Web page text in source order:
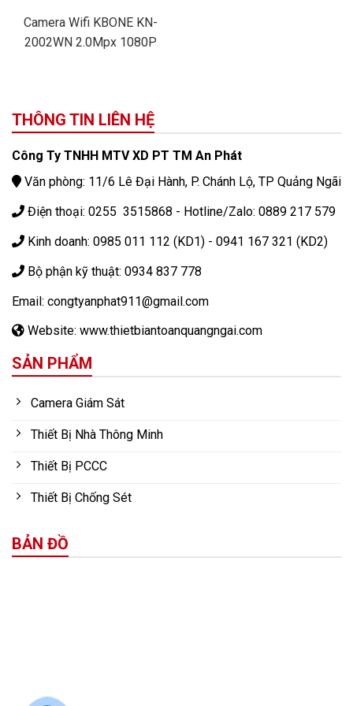
Camera Wifi KBONE KN-
2002WN 2.0Mpx 1080P
THÔNG TIN LIÊN HỆ
Công Ty TNHH MTV XD PT TM An Phát
Văn phòng: 11/6 Lê Đại Hành, P. Chánh Lộ, TP Quảng Ngãi
Điện thoại: 0255 3515868 - Hotline/Zalo: 0889 217 579
Kinh doanh: 0985 011 112 (KD1) - 0941 167 321 (KD2)
Bộ phận kỹ thuật: 0934 837 778
Email: congtyanphat911@gmail.com
Website: www.thietbiantoanquangngai.com
SẢN PHẨM
Camera Giám Sát
Thiết Bị Nhà Thông Minh
Thiết Bị PCCC
Thiết Bị Chống Sét
BẢN ĐỒ